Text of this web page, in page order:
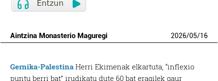
Aintzina Monasterio Maguregi 2026/05/16
Gernika-PalestinaHerri Ekimenak elkartuta, “inflexio
puntu berri bat” irudikatu dute 60 bat eragilek gaur